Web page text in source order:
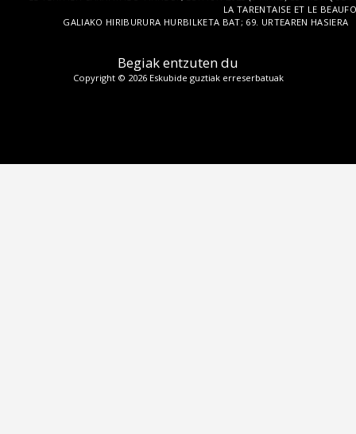
Begiak entzuten du
Copyright © 2026 Eskubide guztiak erreserbatuak
LA TARENTAISE ET LE
GALIAKO HIRIBURURA HURBILKETA BAT; 69. URTEAREN HASIERA